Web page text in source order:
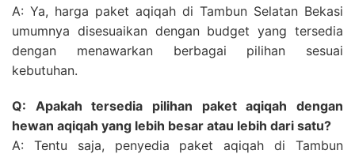
A: Ya, harga paket aqiqah di Tambun Selatan Bekasi
umumnya disesuaikan dengan budget yang tersedia
dengan menawarkan berbagai pilihan sesuai
kebutuhan.
Q: Apakah tersedia pilihan paket aqiqah dengan
hewan aqiqah yang lebih besar atau lebih dari satu?
A: Tentu saja, penyedia paket aqiqah di Tambun